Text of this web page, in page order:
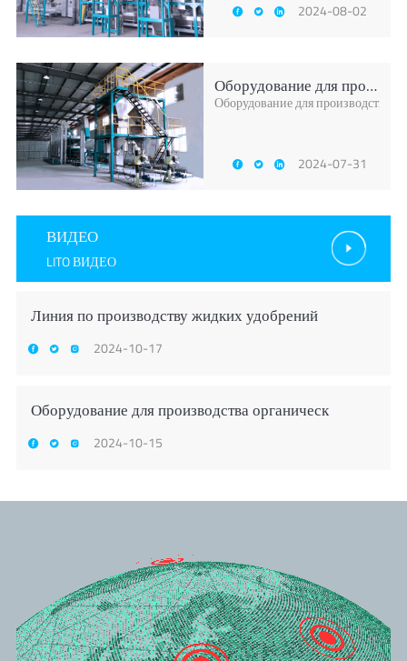
2024-08-02
Оборудование для производства компонентн
Оборудование для производства
2024-07-31
ВИДЕО
LITO ВИДЕО
Линия по производству жидких удобрений
2024-10-17
Оборудование для производства органическ
2024-10-15